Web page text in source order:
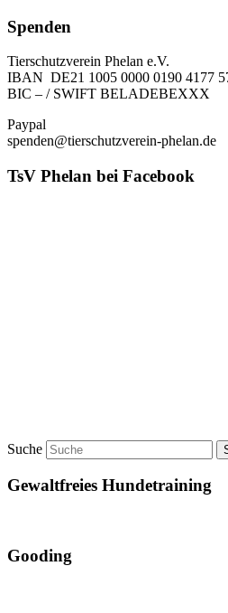
Spenden
Tierschutzverein Phelan e.V.
IBAN DE21 1005 0000 0190 4177
BIC – / SWIFT BELADEBEXXX
Paypal
spenden@tierschutzverein-phelan.de
TsV Phelan bei Facebook
Suche
Gewaltfreies Hundetraining
Gooding